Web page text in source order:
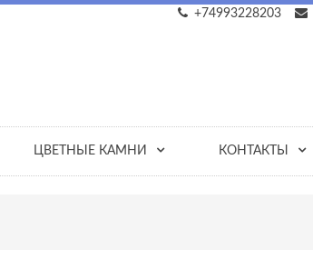
+74993228203
ЦВЕТНЫЕ КАМНИ КОНТАКТЫ